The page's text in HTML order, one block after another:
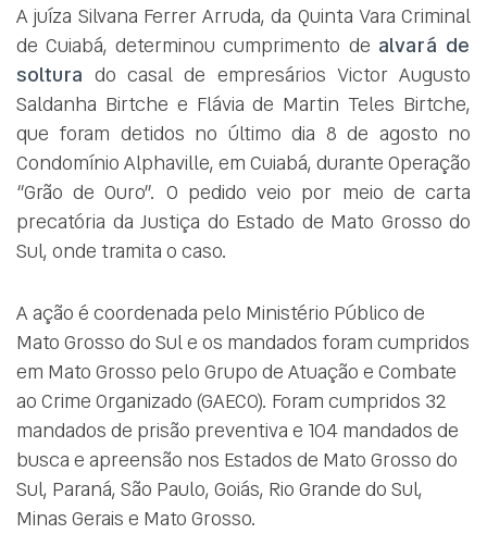
A juíza Silvana Ferrer Arruda, da Quinta Vara Criminal
de Cuiabá, determinou cumprimento de alvará de
soltura do casal de empresários Victor Augusto
Saldanha Birtche e Flávia de Martin Teles Birtche,
que foram detidos no último dia 8 de agosto no
Condomínio Alphaville, em Cuiabá, durante Operação
“Grão de Ouro”. O pedido veio por meio de carta
precatória da Justiça do Estado de Mato Grosso do
Sul, onde tramita o caso.
A ação é coordenada pelo Ministério Público de
Mato Grosso do Sul e os mandados foram cumpridos
em Mato Grosso pelo Grupo de Atuação e Combate
ao Crime Organizado (GAECO). Foram cumpridos 32
mandados de prisão preventiva e 104 mandados de
busca e apreensão nos Estados de Mato Grosso do
Sul, Paraná, São Paulo, Goiás, Rio Grande do Sul,
Minas Gerais e Mato Grosso.